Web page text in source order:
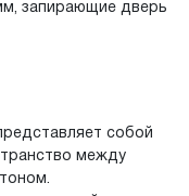
запирающие дверь
собой
между